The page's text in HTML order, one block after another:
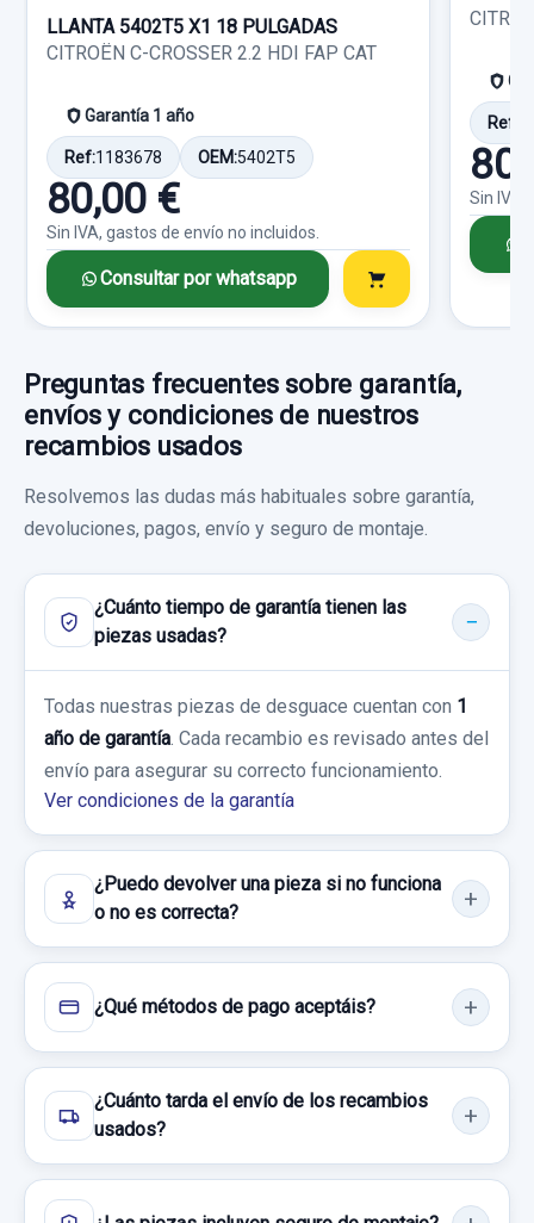
Ref: 681925 OEM: 96447629ZL
Sin IVA, gastos de envío no incluidos.
Consultar por whatsapp
LLANTA 5402T5 X1 18 PULGADAS
CITROËN C-CROSSER 2.2 HDI FAP CAT
Garantía 1 año
Ref:1183678 OEM:5402T5
80,00 €
Sin IVA, gastos de envío no incluidos.
Consultar por whatsapp
Ref:
Sin IVA,
Preguntas frecuentes sobre garantía,
envíos y condiciones de nuestros
recambios usados
Resolvemos las dudas más habituales sobre garantía,
devoluciones, pagos, envío y seguro de montaje.
¿Cuánto tiempo de garantía tienen las
piezas usadas?
Todas nuestras piezas de desguace cuentan con 1
año de garantía . Cada recambio es revisado antes del
envío para asegurar su correcto funcionamiento.
Ver condiciones de la garantía
¿Puedo devolver una pieza si no funciona
o no es correcta?
¿Qué métodos de pago aceptáis?
¿Cuánto tarda el envío de los recambios
usados?